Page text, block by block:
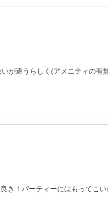
が違うらしく(アメニティの有
き！パーティーにはもってこい